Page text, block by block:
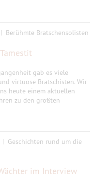
Berühmte Bratschensolisten
gab es viele
virtuose Bratschisten. Wir
heute einem aktuellen
zu den größten
Geschichten rund um die
im Interview